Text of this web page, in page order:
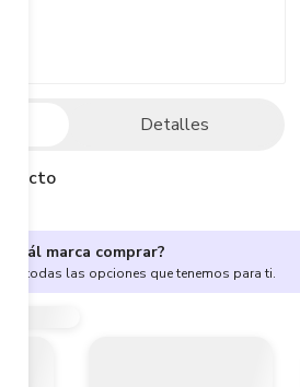
Detalles
cuál marca comprar?
aquí todas las opciones que tenemos para ti.